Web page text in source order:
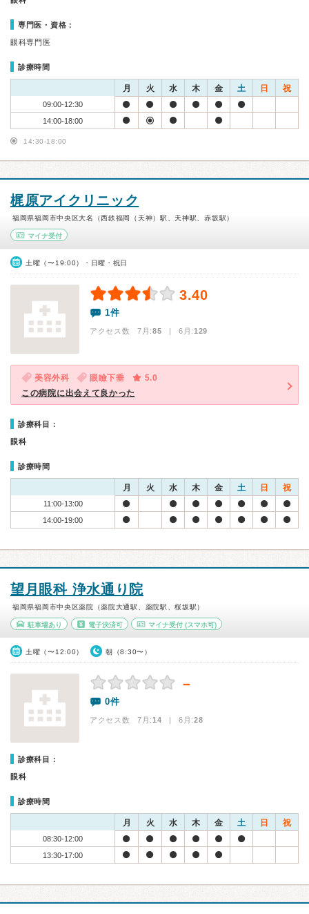
専門医・資格：
眼科専門医
診療時間
月 火 水 木 金 土 日 祝
09:00-12:30
14:00-18:00
14:30-18:00
梶原アイクリニック
福岡県福岡市中央区大名（西鉄福岡（天神）駅、天神駅、赤坂駅）
マイナ受付
土曜（〜19:00）・日曜・祝日
3.40
1件
アクセス数 7月:85 | 6月:129
美容外科 眼瞼下垂
5.0
この病院に出会えて良かった
診療科目：
眼科
診療時間
月 火 水 木 金 土 日 祝
11:00-13:00
14:00-19:00
望月眼科 浄水通り院
福岡県福岡市中央区薬院（薬院大通駅、薬院駅、桜坂駅）
駐車場あり 電子決済可 マイナ受付 (スマホ可)
土曜（〜12:00） 朝（8:30〜）
－
0件
アクセス数 7月:14 | 6月:28
診療科目：
眼科
診療時間
月 火 水 木 金 土 日 祝
08:30-12:00
13:30-17:00